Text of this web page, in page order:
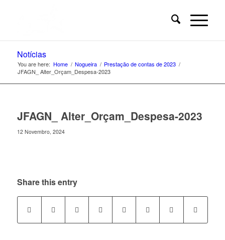
Notícias
You are here: Home / Nogueira / Prestação de contas de 2023 /
JFAGN_ Alter_Orçam_Despesa-2023
JFAGN_ Alter_Orçam_Despesa-2023
12 Novembro, 2024
Share this entry